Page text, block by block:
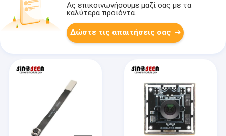
Ας επικοινωνήσουμε μαζί σας με τα
καλύτερα προϊόντα.
Δώστε τις απαιτήσεις σας